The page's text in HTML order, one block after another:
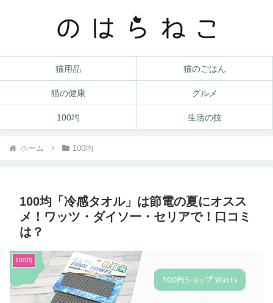
猫用品 猫のごはん
猫の健康 グルメ
100均 生活の技
ホーム 100均
100均「冷感タオル」は節電の夏にオスス
メ！ワッツ・ダイソー・セリアで！口コミ
は？
100均